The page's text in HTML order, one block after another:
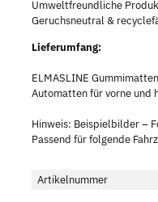
Umweltfreundliche
Geruchsneutral &
Lieferumfang:
ELMASLINE
Automatten für vorne und
Hinweis: Beispielbilder –
Passend für folgende
Artikelnummer